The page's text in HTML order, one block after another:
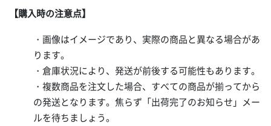
【購入時の注意点】
・画像はイメージであり、実際の商品と異なる場合があ
ります。
・倉庫状況により、発送が前後する可能性もあります。
・複数商品を注文した場合、すべての商品が揃ってから
の発送となります。焦らず「出荷完了のお知らせ」メー
ルを待ちましょう。